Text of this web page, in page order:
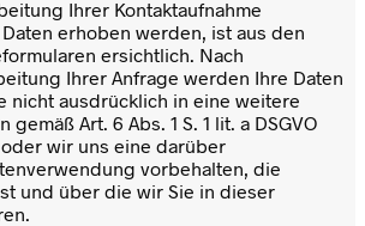
Ihrer Kontaktaufnahme
erhoben werden, ist aus den
ersichtlich. Nach
Ihrer Anfrage werden Ihre Daten
nicht ausdrücklich in eine weitere
gemäß Art. 6 Abs. 1 S. 1 lit. a DSGVO
wir uns eine darüber
vorbehalten, die
und über die wir Sie in dieser